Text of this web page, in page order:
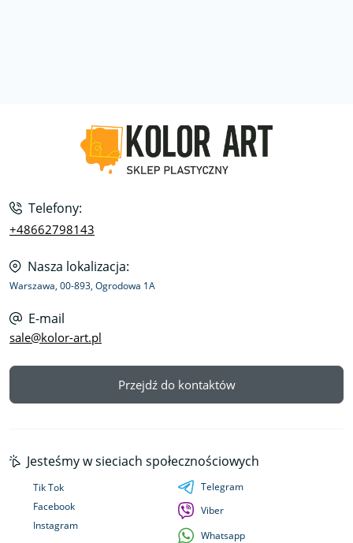
Telefony:
+48662798143
Nasza lokalizacja:
Warszawa, 00-893, Ogrodowa 1A
E-mail
sale@kolor-art.pl
Przejdź do kontaktów
Jesteśmy w sieciach społecznościowych
Tik Tok
Facebook
Instagram
Telegram
Viber
Whatsapp